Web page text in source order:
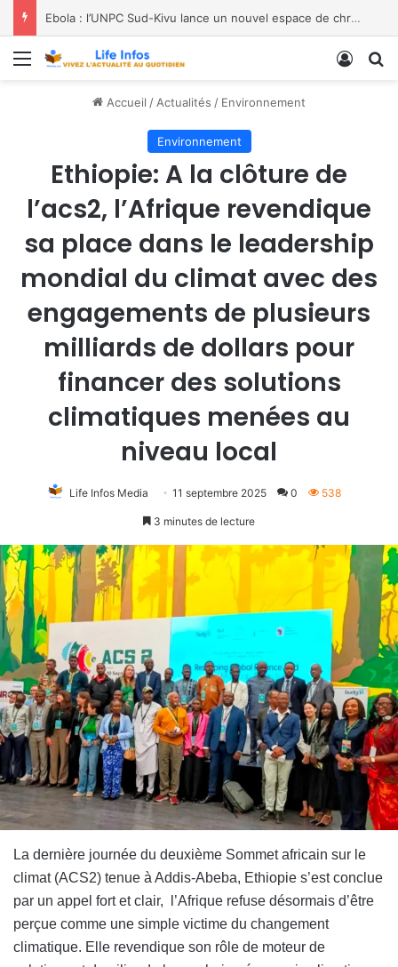
Menu
Accueil / Actualités / Environnement
Environnement
Ethiopie: A la clôture de
l’acs2, l’Afrique revendique
sa place dans le leadership
mondial du climat avec des
engagements de plusieurs
milliards de dollars pour
financer des solutions
climatiques menées au
niveau local
Life Infos Media 11 septembre 2025 0 538
3 minutes de lecture
La dernière journée du deuxième Sommet africain sur le
climat (ACS2) tenue à Addis-Abeba, Ethiopie s’est conclue
par un appel fort et clair, l’Afrique refuse désormais d’être
perçue comme une simple victime du changement
climatique. Elle revendique son rôle de moteur de